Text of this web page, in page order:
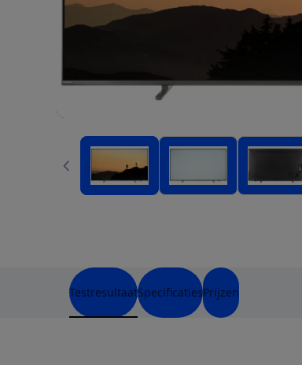
TestresultaatSpecificatiesPrijzen